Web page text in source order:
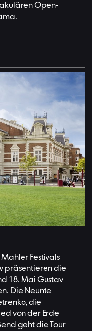
Open-
Festivals
präsentieren die
18. Mai Gustav
Die Neunte
die
von der Erde
geht die Tour